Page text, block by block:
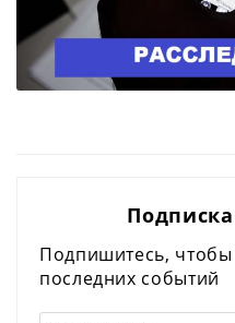
Подпишитесь, чтобы
последних событий